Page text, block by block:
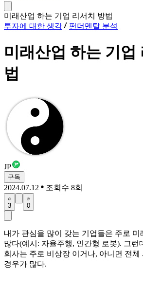
미래산업 하는 기업 리서치 방법
투자에 대한 생각
펀더멘탈 분석
미래산업 하는 기업
법
JP
구독
2024.07.12 조회수 8회
3 0
내가 관심을 많이 갖는 기업들은 주로 미
많다(예시: 자율주행, 인간형 로봇). 그런
회사는 주로 비상장 이거나, 아니면 전체
경우가 많다.